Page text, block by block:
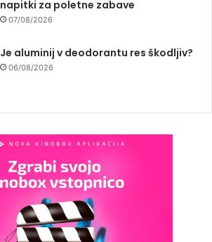
napitki za poletne zabave
07/08/2026
Je aluminij v deodorantu res škodljiv?
06/08/2026